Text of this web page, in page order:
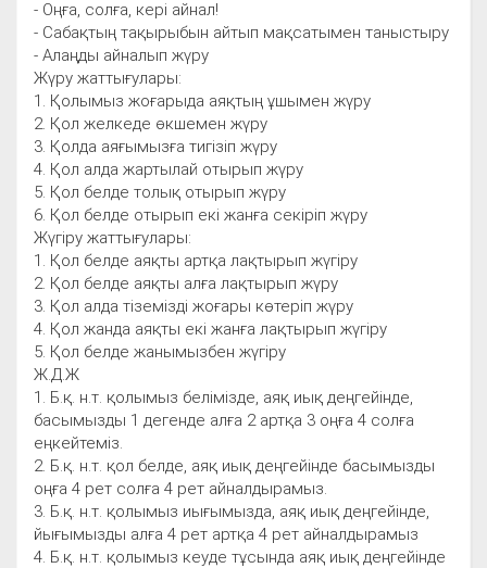
- Оңға, солға, кері айнал!
- Сабақтың тақырыбын айтып мақсатымен таныстыру
- Алаңды айналып жүру
Жүру жаттығулары:
1. Қолымыз жоғарыда аяқтың ұшымен жүру
2. Қол желкеде өкшемен жүру
3. Қолда аяғымызға тигізіп жүру
4. Қол алда жартылай отырып жүру
5. Қол белде толық отырып жүру
6. Қол белде отырып екі жанға секіріп жүру
Жүгіру жаттығулары:
1. Қол белде аяқты артқа лақтырып жүгіру
2. Қол белде аяқты алға лақтырып жүру
3. Қол алда тіземізді жоғары көтеріп жүру
4. Қол жанда аяқты екі жанға лақтырып жүгіру
5. Қол белде жанымызбен жүгіру
Ж.Д.Ж
1. Б.қ. н.т. қолымыз белімізде, аяқ иық деңгейінде,
басымызды 1 дегенде алға 2 артқа 3 оңға 4 солға
еңкейтеміз.
2. Б.қ. н.т. қол белде, аяқ иық деңгейінде басымызды
оңға 4 рет солға 4 рет айналдырамыз.
3. Б.қ. н.т. қолымыз иығымызда, аяқ иық деңгейінде,
йығымызды алға 4 рет артқа 4 рет айналдырамыз
4. Б.қ. н.т. қолымыз кеуде тұсында аяқ иық деңгейінде